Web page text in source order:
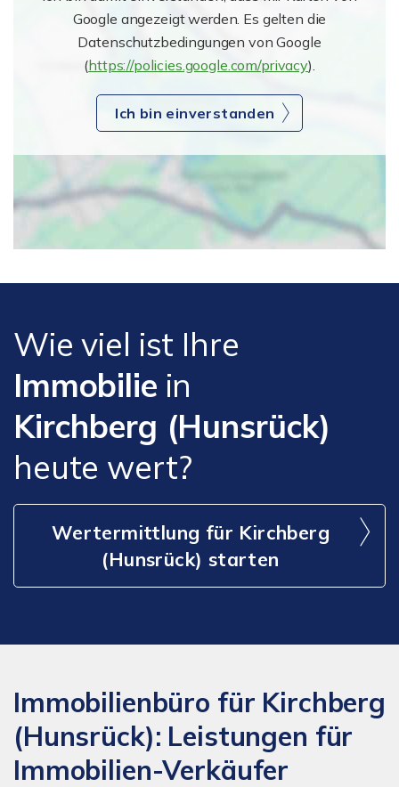
Google angezeigt werden. Es gelten die
Datenschutzbedingungen von Google
(https://policies.google.com/privacy).
Ich bin einverstanden
Wie viel ist Ihre
Immobilie in
Kirchberg (Hunsrück)
heute wert?
Wertermittlung für Kirchberg
(Hunsrück) starten
Immobilienbüro für Kirchberg
(Hunsrück): Leistungen für
Immobilien-Verkäufer